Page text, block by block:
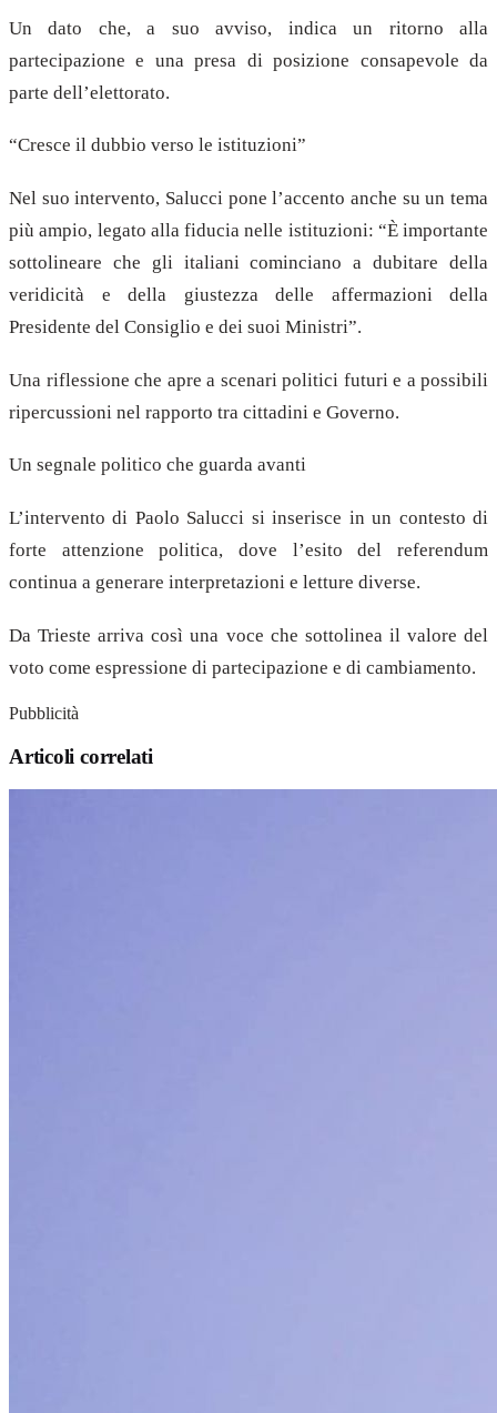
Un dato che, a suo avviso, indica un ritorno alla
partecipazione e una presa di posizione consapevole da
parte dell’elettorato.
“Cresce il dubbio verso le istituzioni”
Nel suo intervento, Salucci pone l’accento anche su un tema
più ampio, legato alla fiducia nelle istituzioni: “È importante
sottolineare che gli italiani cominciano a dubitare della
veridicità e della giustezza delle affermazioni della
Presidente del Consiglio e dei suoi Ministri”.
Una riflessione che apre a scenari politici futuri e a possibili
ripercussioni nel rapporto tra cittadini e Governo.
Un segnale politico che guarda avanti
L’intervento di Paolo Salucci si inserisce in un contesto di
forte attenzione politica, dove l’esito del referendum
continua a generare interpretazioni e letture diverse.
Da Trieste arriva così una voce che sottolinea il valore del
voto come espressione di partecipazione e di cambiamento.
Pubblicità
Articoli correlati